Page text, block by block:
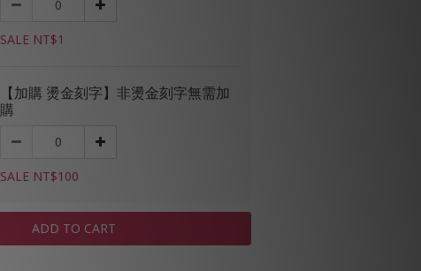
SALE NT$1
【加購 燙金刻字】非燙金刻字無需加
購
SALE NT$100
ADD TO CART